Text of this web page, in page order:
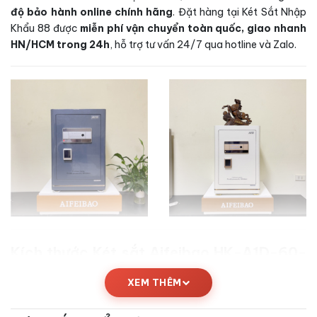
độ bảo hành online chính hãng. Đặt hàng tại Két Sắt Nhập
Khẩu 88 được miễn phí vận chuyển toàn quốc, giao nhanh
HN/HCM trong 24h, hỗ trợ tư vấn 24/7 qua hotline và Zalo.
HM vân tay chính hãng
Thông số kích thước chi tiết củaKét sắt Aifeibao HK-A1D-
60-HM vân tay chính hãngđược công bố từ nhà sản xuất,
XEM THÊM